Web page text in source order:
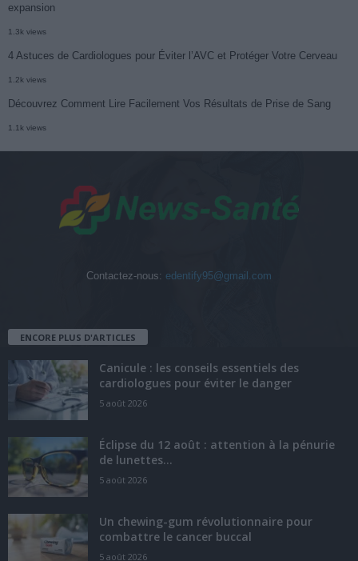
expansion
1.3k views
4 Astuces de Cardiologues pour Éviter l’AVC et Protéger Votre Cerveau
1.2k views
Découvrez Comment Lire Facilement Vos Résultats de Prise de Sang
1.1k views
Contactez-nous: edentify95@gmail.com
ENCORE PLUS D'ARTICLES
Canicule : les conseils essentiels des
cardiologues pour éviter le danger
5 août 2026
Éclipse du 12 août : attention à la pénurie
de lunettes...
5 août 2026
Un chewing-gum révolutionnaire pour
combattre le cancer buccal
5 août 2026